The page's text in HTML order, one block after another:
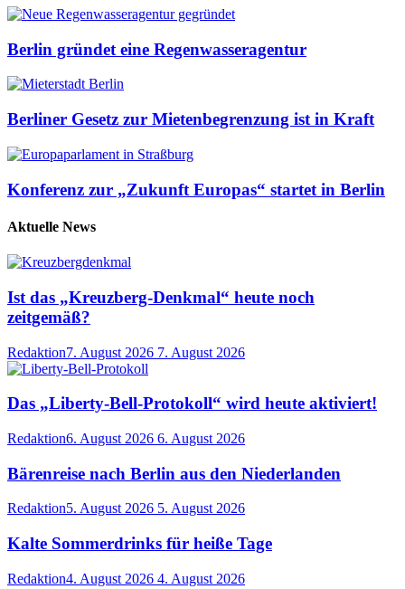
Berlin gründet eine Regenwasseragentur
Berliner Gesetz zur Mietenbegrenzung ist in Kraft
Konferenz zur „Zukunft Europas“ startet in Berlin
Aktuelle News
Ist das „Kreuzberg-Denkmal“ heute noch
zeitgemäß?
Redaktion7. August 2026 7. August 2026
Das „Liberty-Bell-Protokoll“ wird heute aktiviert!
Redaktion6. August 2026 6. August 2026
Bärenreise nach Berlin aus den Niederlanden
Redaktion5. August 2026 5. August 2026
Kalte Sommerdrinks für heiße Tage
Redaktion4. August 2026 4. August 2026